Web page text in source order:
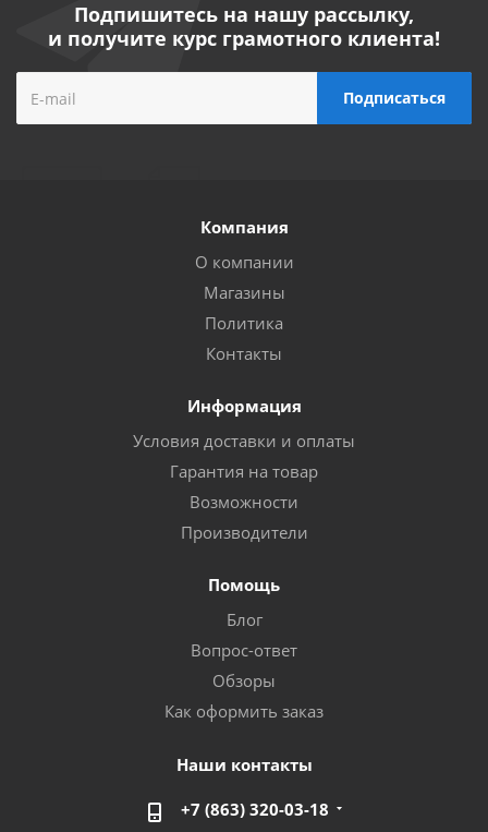
Подпишитесь на нашу рассылку,
и получите курс грамотного клиента!
Компания
О компании
Магазины
Политика
Контакты
Информация
Условия доставки и оплаты
Гарантия на товар
Возможности
Производители
Помощь
Блог
Вопрос-ответ
Обзоры
Как оформить заказ
Наши контакты
+7 (863) 320-03-18